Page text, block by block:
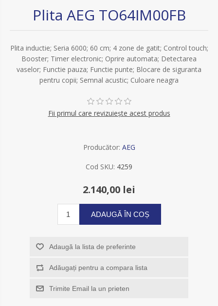
Plita AEG TO64IM00FB
Plita inductie; Seria 6000; 60 cm; 4 zone de gatit; Control touch;
Booster; Timer electronic; Oprire automata; Detectarea
vaselor; Functie pauza; Functie punte; Blocare de siguranta
pentru copii; Semnal acustic; Culoare neagra
Fii primul care revizuiește acest produs
Producător: AEG
Cod SKU: 4259
2.140,00 lei
ADAUGĂ ÎN COȘ
Adaugă la lista de preferinte
Adăugați pentru a compara lista
Trimite Email la un prieten